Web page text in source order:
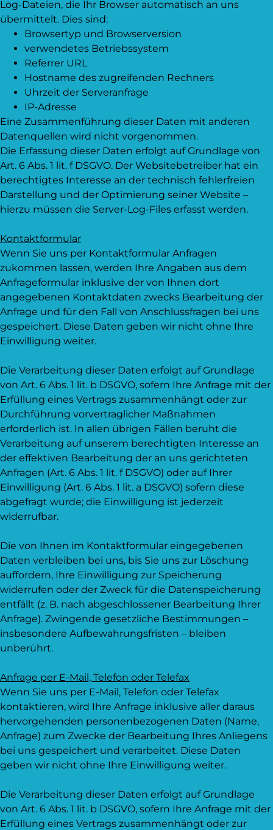
Log-Dateien, die Ihr Browser automatisch an uns
übermittelt. Dies sind:
Browsertyp und Browserversion
verwendetes Betriebssystem
Referrer URL
Hostname des zugreifenden Rechners
Uhrzeit der Serveranfrage
IP-Adresse
Eine Zusammenführung dieser Daten mit anderen
Datenquellen wird nicht vorgenommen.
Die Erfassung dieser Daten erfolgt auf Grundlage von
Art. 6 Abs. 1 lit. f DSGVO. Der Websitebetreiber hat ein
berechtigtes Interesse an der technisch fehlerfreien
Darstellung und der Optimierung seiner Website –
hierzu müssen die Server-Log-Files erfasst werden.
Kontaktformular
Wenn Sie uns per Kontaktformular Anfragen
zukommen lassen, werden Ihre Angaben aus dem
Anfrageformular inklusive der von Ihnen dort
angegebenen Kontaktdaten zwecks Bearbeitung der
Anfrage und für den Fall von Anschlussfragen bei uns
gespeichert. Diese Daten geben wir nicht ohne Ihre
Einwilligung weiter.
Die Verarbeitung dieser Daten erfolgt auf Grundlage
von Art. 6 Abs. 1 lit. b DSGVO, sofern Ihre Anfrage mit der
Erfüllung eines Vertrags zusammenhängt oder zur
Durchführung vorvertraglicher Maßnahmen
erforderlich ist. In allen übrigen Fällen beruht die
Verarbeitung auf unserem berechtigten Interesse an
der effektiven Bearbeitung der an uns gerichteten
Anfragen (Art. 6 Abs. 1 lit. f DSGVO) oder auf Ihrer
Einwilligung (Art. 6 Abs. 1 lit. a DSGVO) sofern diese
abgefragt wurde; die Einwilligung ist jederzeit
widerrufbar.
Die von Ihnen im Kontaktformular eingegebenen
Daten verbleiben bei uns, bis Sie uns zur Löschung
auffordern, Ihre Einwilligung zur Speicherung
widerrufen oder der Zweck für die Datenspeicherung
entfällt (z. B. nach abgeschlossener Bearbeitung Ihrer
Anfrage). Zwingende gesetzliche Bestimmungen –
insbesondere Aufbewahrungsfristen – bleiben
unberührt.
Anfrage per E-Mail, Telefon oder Telefax
Wenn Sie uns per E-Mail, Telefon oder Telefax
kontaktieren, wird Ihre Anfrage inklusive aller daraus
hervorgehenden personenbezogenen Daten (Name,
Anfrage) zum Zwecke der Bearbeitung Ihres Anliegens
bei uns gespeichert und verarbeitet. Diese Daten
geben wir nicht ohne Ihre Einwilligung weiter.
Die Verarbeitung dieser Daten erfolgt auf Grundlage
von Art. 6 Abs. 1 lit. b DSGVO, sofern Ihre Anfrage mit der
Erfüllung eines Vertrags zusammenhängt oder zur